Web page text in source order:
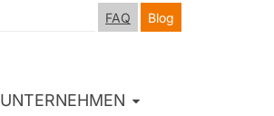
FAQ Blog
UNTERNEHMEN